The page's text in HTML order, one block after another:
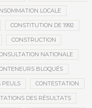
LOCALE
CONSTITUTION DE 1992
CONSTRUCTION
NATIONALE
BLOQUÉS
PEULS CONTESTATION
DES RÉSULTATS